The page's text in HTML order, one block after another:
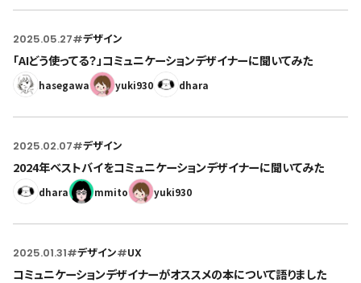
2025.05.27#デザイン
「AIどう使ってる？」コミュニケーションデザイナーに聞いてみた
hasegawa yuki930 dhara
2025.02.07#デザイン
2024年ベストバイをコミュニケーションデザイナーに聞いてみた
dhara mmito yuki930
2025.01.31#デザイン#UX
コミュニケーションデザイナーがオススメの本について語りました